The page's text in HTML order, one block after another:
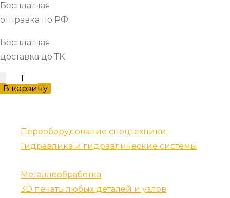
Бесплатная
отправка по РФ
Бесплатная
доставка до ТК
Болт
звёздочки
В корзину
Переоборудование спецтехники
Гидравлика и гидравлические системы
Металлообработка
3D печать любых деталей и узлов